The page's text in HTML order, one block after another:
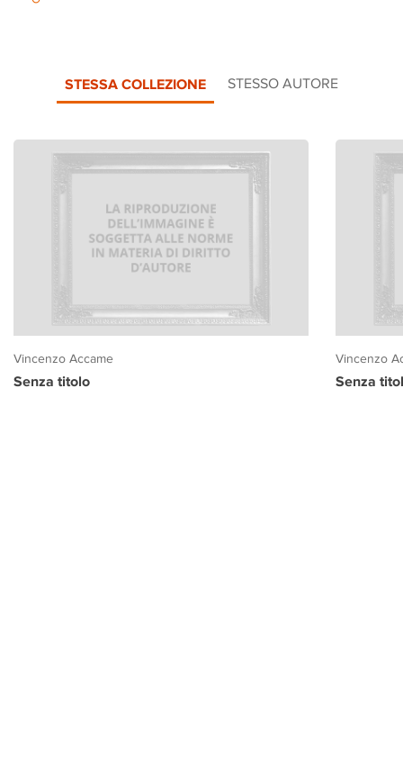
STESSA COLLEZIONE STESSO AUTORE
Vincenzo Accame
Senza titolo
Vincenzo
Senza